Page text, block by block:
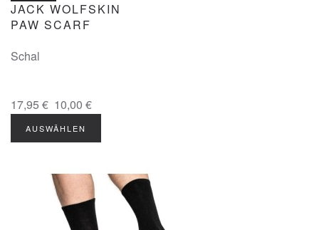
JACK WOLFSKIN
PAW SCARF
Schal
17,95 € 10,00 €
AUSWÄHLEN